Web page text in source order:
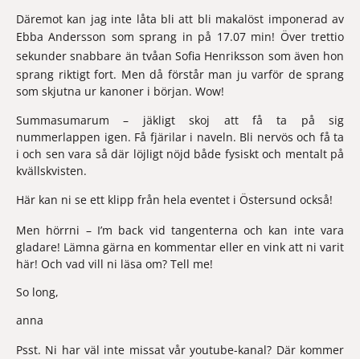
Ebba Andersson som sprang in på 17.07 min! Över trettio
sekunder snabbare än tvåan Sofia Henriksson som även hon
sprang riktigt fort. Men då förstår man ju varför de sprang
som skjutna ur kanoner i början. Wow!
Summasumarum – jäkligt skoj att få ta på sig
nummerlappen igen. Få fjärilar i naveln. Bli nervös och få ta
i och sen vara så där löjligt nöjd både fysiskt och mentalt på
kvällskvisten.
Här kan ni se ett klipp från hela eventet i Östersund också!
Men hörrni – I’m back vid tangenterna och kan inte vara
gladare! Lämna gärna en kommentar eller en vink att ni varit
här! Och vad vill ni läsa om? Tell me!
So long,
anna
Psst. Ni har väl inte missat vår youtube-kanal? Där kommer